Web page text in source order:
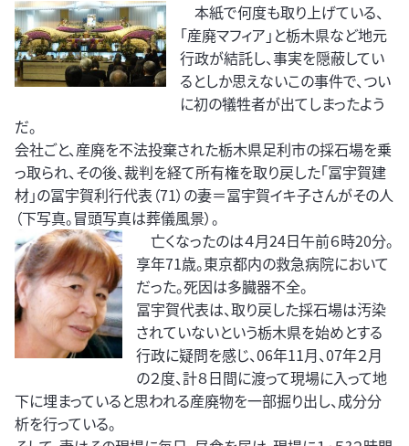
本紙で何度も取り上げている、
「産廃マフィア」と栃木県など地元
行政が結託し、事実を隠蔽してい
るとしか思えないこの事件で、つい
に初の犠牲者が出てしまったよう
だ。
会社ごと、産廃を不法投棄された栃木県足利市の採石場を乗
っ取られ、その後、裁判を経て所有権を取り戻した「冨宇賀建
材」の冨宇賀利行代表（71）の妻＝冨宇賀イキ子さんがその人
（下写真。冒頭写真は葬儀風景）。
亡くなったのは４月24日午前６時20分。
享年71歳。東京都内の救急病院において
だった。死因は多臓器不全。
冨宇賀代表は、取り戻した採石場は汚染
されていないという栃木県を始めとする
行政に疑問を感じ、06年11月、07年２月
の２度、計８日間に渡って現場に入って地
下に埋まっていると思われる産廃物を一部掘り出し、成分分
析を行っている。